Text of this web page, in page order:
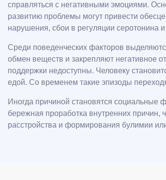
справляться с негативными эмоциями.
развитию проблемы могут привести
нарушения, сбои в регуляции серотонина
Среди поведенческих факторов
обмен веществ и закрепляют негативное
поддержки недоступны. Человеку
едой. Со временем такие эпизоды
Иногда причиной становятся социальные
бережная проработка внутренних
расстройства и формирования булимии